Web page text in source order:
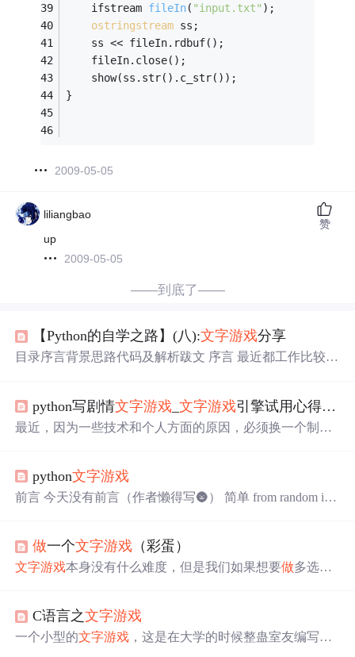
ifstream fileIn( "input.txt" ) ;
ostringstream ss;
	ss << fileIn.rdbuf();
	fileIn.close();
	show(ss.str().c_str());
}
2009-05-05
liliangbao
up
2009-05-05
赞
——到底了——
【Python的自学之路】(八):文字游戏分享
目录序言背景思路代码及解析跋文 序言 最近都工作比较
一段时间也一直想更新这款游戏，增加剧情啊，以及玩法
啊等等，也是一直没时间，等考试结束了，准备着手开始
时正好在学习Python，一不
个咯。然后经过一段时间的设计，开发，测试，并有了现
在这个【文字修仙】。 思路 目前版本的界面如下：
python写剧情文字游戏 _文字游戏引擎试用心得之一：Ren'py 和 Fungus
最近，因为一些技术和个人方面的原因，必须换一个制作
持mac+发布平台多。基于这样的原则，试用了以下几个轻
量级引擎。注意，一切评论均主观。Ren'py基于 python 的
python文字游戏
前言 今天没有前言（作者懒得写🌚） 简单 from random im
uter: print('平局！') else: print('电脑赢') 简简单单的猜数字小
游戏，我以前也做 过，但是为什么我没赢过？ 中等 ...
做一个文字游戏 （彩蛋）
文字游戏本身没有什么难度，但是我们如果想要做多选择
大家都已经会了吧。 前面两个不用多说，随机数是用来生
成对方属性与角色，地府是用来定义函数，可以多次调
C语言之文字游戏
一个小型的文字游戏 ，这是在大学的时候整蛊室友编写